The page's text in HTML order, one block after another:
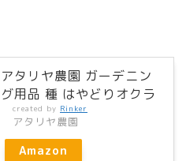
アタリヤ農園 ガーデニン
グ用品 種 はやどりオクラ
created by Rinker
アタリヤ農園
Amazon